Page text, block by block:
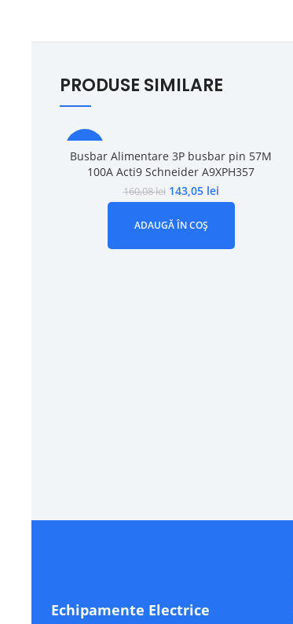
PRODUSE SIMILARE
-11%
Busbar Alimentare 3P busbar pin 57M
100A Acti9 Schneider A9XPH357
160,08lei 143,05 lei
ADAUGĂ ÎN COȘ
Echipamente Electrice